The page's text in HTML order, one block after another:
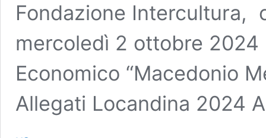
Fondazione Intercultura,
mercoledì 2 ottobre 2024
Economico “Macedonio
Allegati Locandina 2024